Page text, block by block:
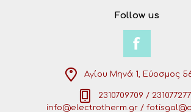
Follow us
Αγίου Μηνά 1, Εύοσμος
2310709709 /
info@electrotherm.gr /